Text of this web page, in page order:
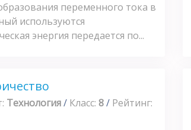
переменного тока в
используются
энергия передается по...
Технология/ Класс: 8/ Рейтинг: